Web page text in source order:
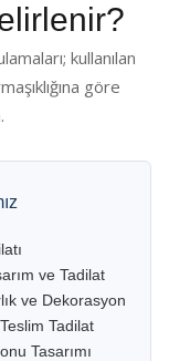
kullanılan
göre
ve Tadilat
ve Dekorasyon
Tadilat
Tasarımı